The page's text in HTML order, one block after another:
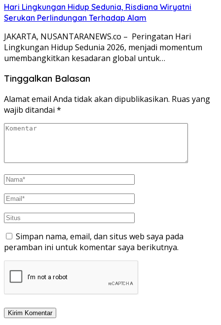
Hari Lingkungan Hidup Sedunia, Risdiana Wiryatni
Serukan Perlindungan Terhadap Alam
JAKARTA, NUSANTARANEWS.co – Peringatan Hari
Lingkungan Hidup Sedunia 2026, menjadi momentum
umembangkitkan kesadaran global untuk…
Tinggalkan Balasan
Alamat email Anda tidak akan dipublikasikan. Ruas yang
wajib ditandai *
Simpan nama, email, dan situs web saya pada
peramban ini untuk komentar saya berikutnya.